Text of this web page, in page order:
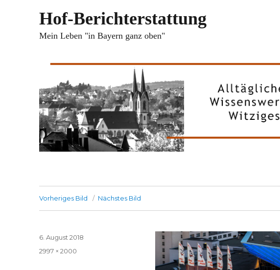
Hof-Berichterstattung
Mein Leben "in Bayern ganz oben"
Vorheriges Bild Nächstes Bild
Veröffentlicht
6. August 2018
Volle
2997 × 2000